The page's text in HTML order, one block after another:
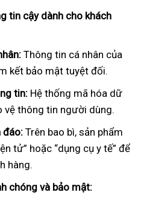
tin cậy dành cho khách
Thông tin cá nhân của
kết bảo mật tuyệt đối.
tin: Hệ thống mã hóa dữ
vệ thông tin người dùng.
đáo: Trên bao bì, sản phẩm
tử” hoặc “dụng cụ y tế” để
hàng.
chóng và bảo mật: